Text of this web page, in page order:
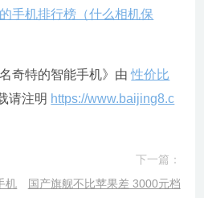
手机排行榜（什么相机保
奇特的智能手机》由性价比
请注明 https://www.baijing8.c
机
下一篇：
国产旗舰不比苹果差 3000元档